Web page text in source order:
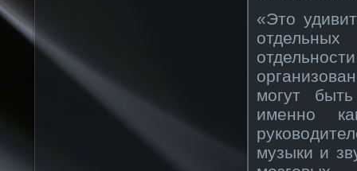
«Это
могут
именно
музыки и